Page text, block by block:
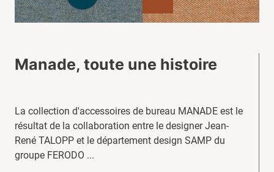
Manade, toute une histoire
La collection d'accessoires de bureau MANADE est le
résultat de la collaboration entre le designer Jean-
René TALOPP et le département design SAMP du
groupe FERODO ...